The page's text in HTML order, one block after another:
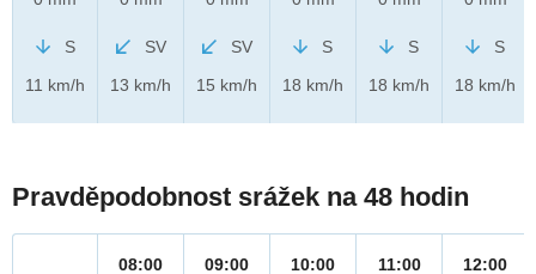
S
11 km/h
SV
13 km/h
SV
15 km/h
S
18 km/h
S
18 km/h
S
18 km/h
Pravděpodobnost srážek na 48 hodin
08:00
09:00
10:00
11:00
12:00